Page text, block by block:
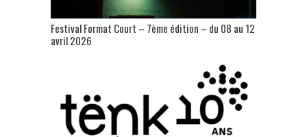
Festival Format Court – 7ème édition – du 08 au 12
avril 2026